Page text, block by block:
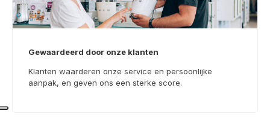
Gewaardeerd door onze klanten
Klanten waarderen onze service en persoonlijke
aanpak, en geven ons een sterke score.